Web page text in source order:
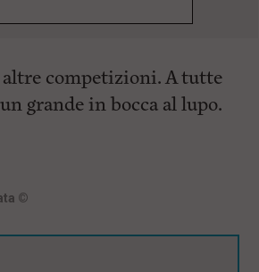
competizioni. A tutte
grande in bocca al lupo.
©